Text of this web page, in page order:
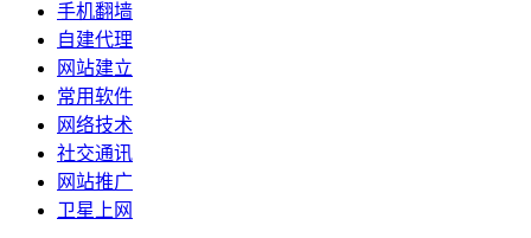
手机翻墙
自建代理
网站建立
常用软件
网络技术
社交通讯
网站推广
卫星上网